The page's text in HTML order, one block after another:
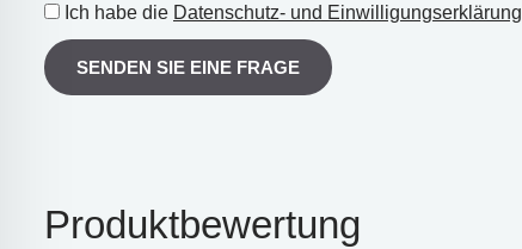
Ich habe die Datenschutz- und Einwilligungserklärung
SENDEN SIE EINE FRAGE
Produktbewertung